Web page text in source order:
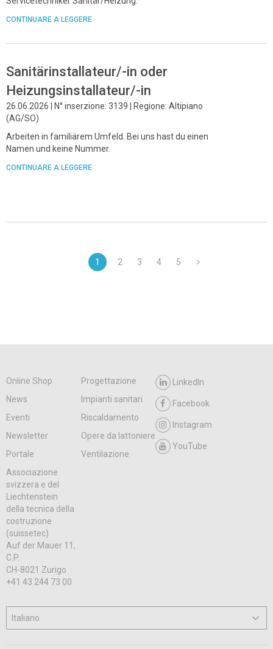
CONTINUARE A LEGGERE
Sanitärinstallateur/-in oder
Heizungsinstallateur/-in
26.06.2026 | N° inserzione: 3139 | Regione: Altipiano
(AG/SO)
Arbeiten in familiärem Umfeld. Bei uns hast du einen
Namen und keine Nummer.
CONTINUARE A LEGGERE
1 2 3 4 5
Online Shop
Progettazione
News
Impianti sanitari
Eventi
Riscaldamento
Newsletter
Opere da lattoniere
Portale
Ventilazione
LinkedIn
Facebook
Instagram
YouTube
Associazione
svizzera e del
Liechtenstein
della tecnica della
costruzione
(suissetec)
Auf der Mauer 11,
C.P.
CH-8021 Zurigo
+41 43 244 73 00